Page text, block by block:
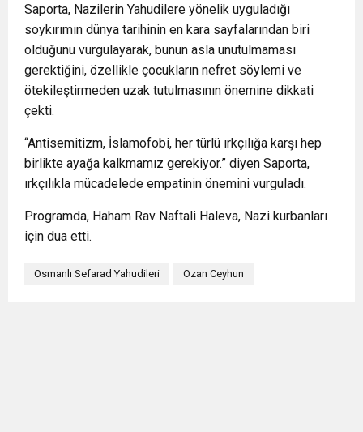
Saporta, Nazilerin Yahudilere yönelik uyguladığı
soykırımın dünya tarihinin en kara sayfalarından biri
olduğunu vurgulayarak, bunun asla unutulmaması
gerektiğini, özellikle çocukların nefret söylemi ve
ötekileştirmeden uzak tutulmasının önemine dikkati
çekti.
“Antisemitizm, İslamofobi, her türlü ırkçılığa karşı hep
birlikte ayağa kalkmamız gerekiyor.” diyen Saporta,
ırkçılıkla mücadelede empatinin önemini vurguladı.​​​​​​​
Programda, Haham Rav Naftali Haleva, Nazi kurbanları
için dua etti.
Osmanlı Sefarad Yahudileri Ozan Ceyhun